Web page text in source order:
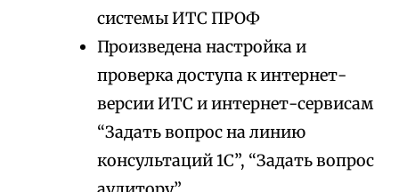
системы ИТС ПРОФ
Произведена настройка и
проверка доступа к интернет-
версии ИТС и интернет-сервисам
“Задать вопрос на линию
консультаций 1С”, “Задать вопрос